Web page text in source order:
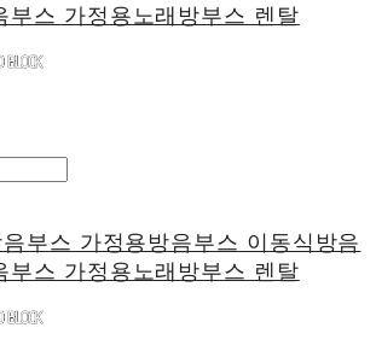
부스 가정용노래방부스 렌탈
부스 가정용방음부스 이동식방음
부스 가정용노래방부스 렌탈